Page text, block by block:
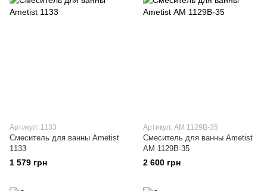
Артикул: 1133
Смеситель для ванны Ametist
1133
1 579 грн
Артикул: АМ 1129В-35
Смеситель для ванны Ametist
АМ 1129В-35
2 600 грн